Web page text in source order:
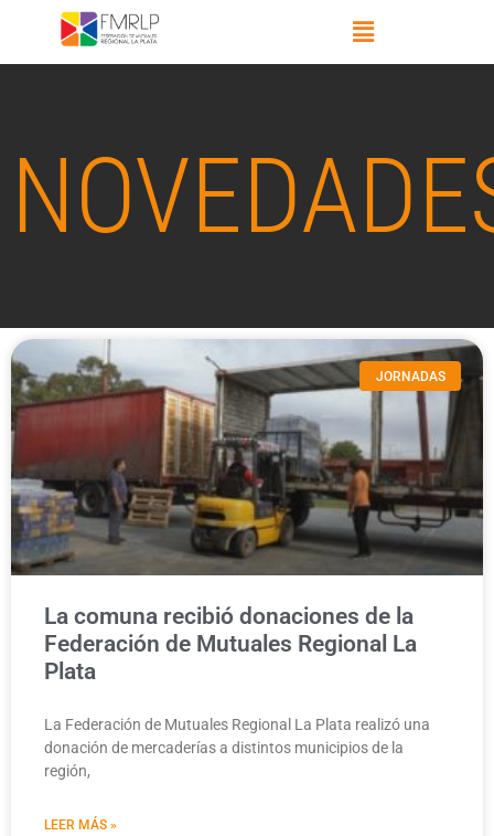
JORNADAS
La comuna recibió donaciones de la
Federación de Mutuales Regional La
Plata
La Federación de Mutuales Regional La Plata realizó una
donación de mercaderías a distintos municipios de la
región,
LEER MÁS »